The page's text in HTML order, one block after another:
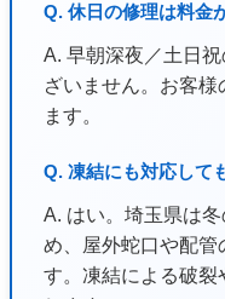
Q. 休日の修理は料金
A. 早朝深夜／土日
ざいません。お客
ます。
Q. 凍結にも対応して
A. はい。埼玉県は
め、屋外蛇口や配管
す。凍結による破裂